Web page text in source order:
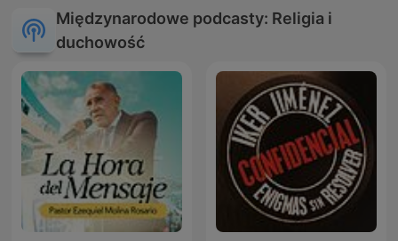
Międzynarodowe podcasty: Religia i
duchowość